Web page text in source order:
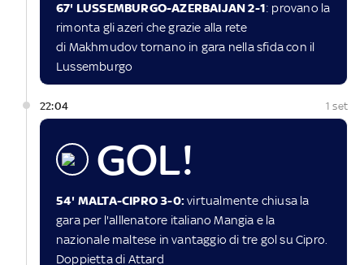
67' LUSSEMBURGO-AZERBAIJAN 2-1: provano la
rimonta gli azeri che grazie alla rete
di Makhmudov tornano in gara nella sfida con il
Lussemburgo
22:04 1 set
GOL!
54' MALTA-CIPRO 3-0:virtualmente chiusa la
gara per l'alllenatore italiano Mangia e la
nazionale maltese in vantaggio di tre gol su Cipro.
Doppietta di Attard